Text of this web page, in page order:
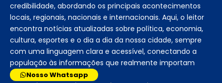
credibilidade, abordando os principais acontecimentos
locais, regionais, nacionais e internacionais. Aqui, o leitor
encontra notícias atualizadas sobre política, economia,
cultura, esportes e o dia a dia da nossa cidade, sempre
com uma linguagem clara e acessível, conectando a
população às informações que realmente importam
Nosso Whatsapp